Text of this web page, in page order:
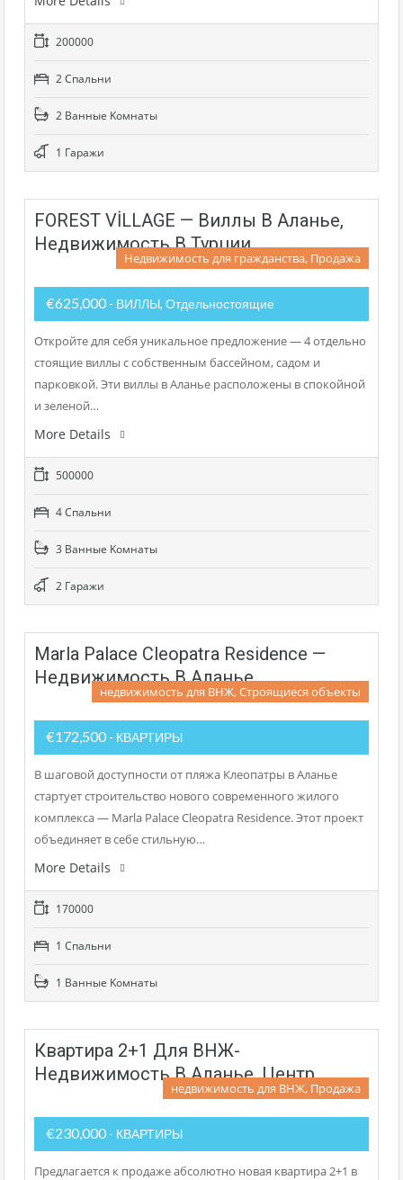
200000
2 Cпальни
2 Bанные Kомнаты
1 Гаражи
FOREST VİLLAGE — Виллы В Аланье,
Недвижимость В Турции
Недвижимость для гражданства, Продажа
€625,000 - ВИЛЛЫ, Отдельностоящие
Откройте для себя уникальное предложение — 4 отдельно
стоящие виллы с собственным бассейном, садом и
парковкой. Эти виллы в Аланье расположены в спокойной
и зеленой…
More Details
500000
4 Cпальни
3 Bанные Kомнаты
2 Гаражи
Marla Palace Cleopatra Residence —
Недвижимость В Аланье
недвижимость для ВНЖ, Строящиеся объекты
€172,500 - КВАРТИРЫ
В шаговой доступности от пляжа Клеопатры в Аланье
стартует строительство нового современного жилого
комплекса — Marla Palace Cleopatra Residence. Этот проект
объединяет в себе стильную…
More Details
170000
1 Cпальни
1 Bанные Kомнаты
Квартира 2+1 Для ВНЖ-
Недвижимость В Аланье, Центр
недвижимость для ВНЖ, Продажа
€230,000 - КВАРТИРЫ
Предлагается к продаже абсолютно новая квартира 2+1 в